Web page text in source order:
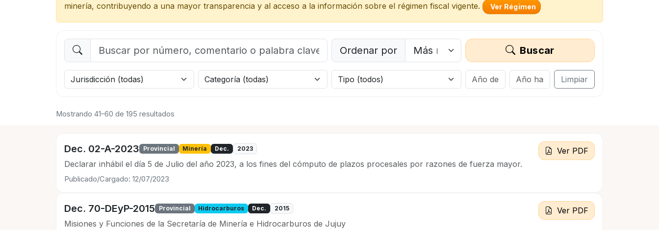
minería, contribuyendo a una mayor transparencia y al acceso a la información sobre el régimen fiscal vigente.
Ver Régimen
Ordenar por Buscar
Limpiar
Mostrando 41–60 de 195 resultados
Dec. 02-A-2023 Provincial Minería Dec. 2023
Declarar inhábil el día 5 de Julio del año 2023, a los fines del cómputo de plazos procesales por razones de fuerza mayor.
Publicado/Cargado: 12/07/2023
Ver PDF
Dec. 70-DEyP-2015 Provincial Hidrocarburos Dec. 2015
Misiones y Funciones de la Secretaría de Minería e Hidrocarburos de Jujuy
Ver PDF